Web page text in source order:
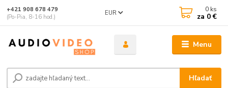
Menu
EUR
Hľadať
+421 908 678 479
(Po-Pia, 8-16 hod.)
0 ks
za 0 €